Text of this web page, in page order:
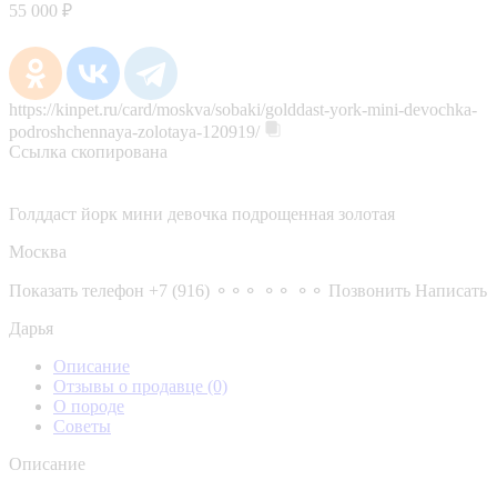
55 000 ₽
https://kinpet.ru/card/moskva/sobaki/golddast-york-mini-devochka-
podroshchennaya-zolotaya-120919/
Ссылка скопирована
Голддаст йорк мини девочка подрощенная золотая
Москва
Показать телефон +7 (916) ⚬⚬⚬ ⚬⚬ ⚬⚬ Позвонить Написать
Дарья
Описание
Отзывы о продавце (0)
О породе
Советы
Описание